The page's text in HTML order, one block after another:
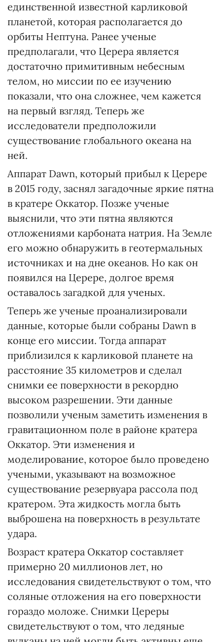
единственной известной карликовой
планетой, которая располагается до
орбиты Нептуна. Ранее ученые
предполагали, что Церера является
достаточно примитивным небесным
телом, но миссии по ее изучению
показали, что она сложнее, чем кажется
на первый взгляд. Теперь же
исследователи предположили
существование глобального океана на
ней.
Аппарат Dawn, который прибыл к Церере
в 2015 году, заснял загадочные яркие пятна
в кратере Оккатор. Позже ученые
выяснили, что эти пятна являются
отложениями карбоната натрия. На Земле
его можно обнаружить в геотермальных
источниках и на дне океанов. Но как он
появился на Церере, долгое время
оставалось загадкой для ученых.
Теперь же ученые проанализировали
данные, которые были собраны Dawn в
конце его миссии. Тогда аппарат
приблизился к карликовой планете на
расстояние 35 километров и сделал
снимки ее поверхности в рекордно
высоком разрешении. Эти данные
позволили ученым заметить изменения в
гравитационном поле в районе кратера
Оккатор. Эти изменения и
моделирование, которое было проведено
учеными, указывают на возможное
существование резервуара рассола под
кратером. Эта жидкость могла быть
выброшена на поверхность в результате
удара.
Возраст кратера Оккатор составляет
примерно 20 миллионов лет, но
исследования свидетельствуют о том, что
соляные отложения на его поверхности
гораздо моложе. Снимки Цереры
свидетельствуют о том, что ледяные